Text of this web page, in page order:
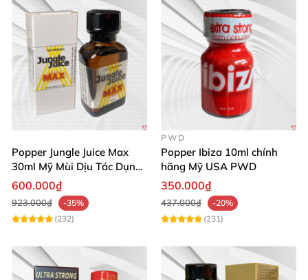
Popper Jungle Juice Max
30ml Mỹ Mùi Dịu Tác Dụng
Nhanh Lâu Mê Mẩn
600.000₫
923.000₫
-35%
(232)
PWD
Popper Ibiza 10ml chính
hãng Mỹ USA PWD
350.000₫
437.000₫
-20%
(231)